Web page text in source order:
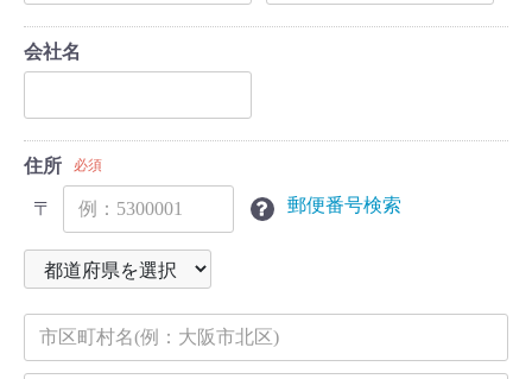
会社名
住所 必須
〒 郵便番号検索